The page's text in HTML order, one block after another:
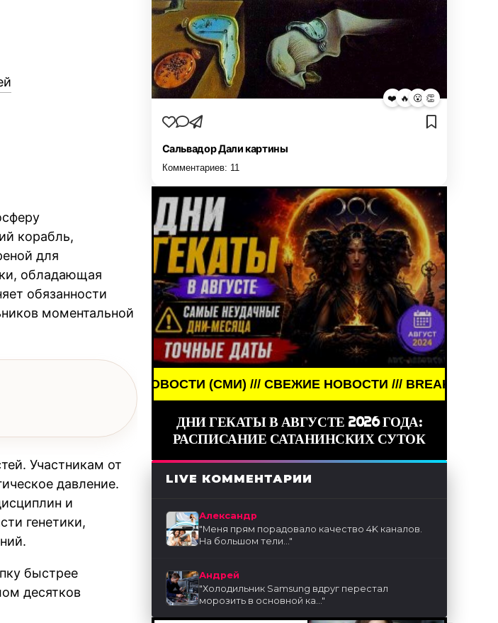
корабль,
для
обладающая
обязанности
моментальной
Участникам от
давление.
и
генетики,
быстрее
десятков
❤️ 🔥 😮 👏
Сальвадор Дали картины
Комментариев: 11
/// НОВОСТИ (СМИ) /// СВЕЖИЕ НОВОСТИ /// BREAKING NEWS ///
ДНИ ГЕКАТЫ В АВГУСТЕ 2026 ГОДА:
РАСПИСАНИЕ САТАНИНСКИХ СУТОК
LIVE КОММЕНТАРИИ
Александр
"Меня прям порадовало качество 4K каналов.
На большом тели..."
Андрей
"Холодильник Samsung вдруг перестал
морозить в основной ка..."